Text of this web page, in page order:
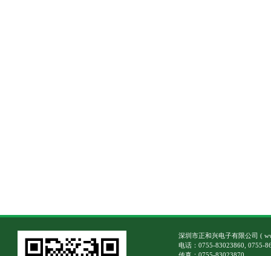
深圳市正和兴电子有限公司 (
电话：0755-83023860, 0755-